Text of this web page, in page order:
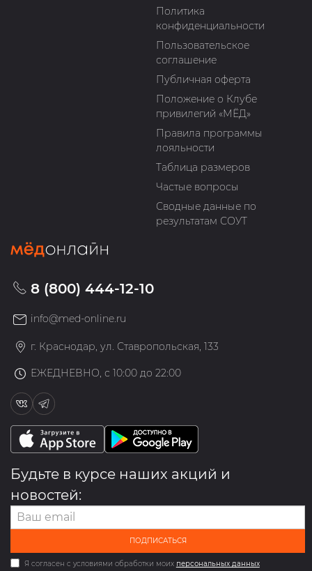
Политика
конфиденциальности
Пользовательское
соглашение
Публичная оферта
Положение о Клубе
привилегий «МЁД»
Правила программы
лояльности
Таблица размеров
Частые вопросы
Сводные данные по
результатам СОУТ
8 (800) 444-12-10
info@med-online.ru
г. Краснодар, ул. Ставропольская, 133
ЕЖЕДНЕВНО, с 10:00 до 22:00
Будьте в курсе наших акций и
новостей:
ПОДПИСАТЬСЯ
Я согласен с условиями обработки моих персональных данных